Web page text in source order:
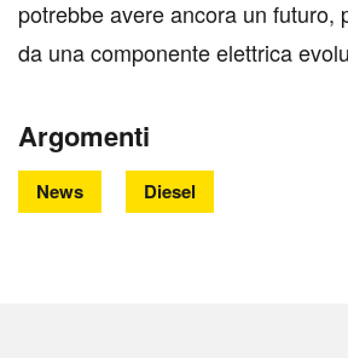
potrebbe avere ancora un futuro,
da una componente elettrica
Argomenti
News Diesel